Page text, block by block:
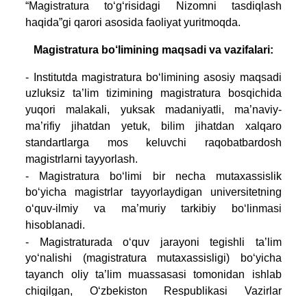
“Magistratura to‘g‘risidagi Nizomni tasdiqlash
haqida”gi qarori asosida faoliyat yuritmoqda.
Magistratura bo‘limining maqsadi va vazifalari:
- Institutda magistratura bo‘limining asosiy maqsadi
uzluksiz ta’lim tizimining magistratura bosqichida
yuqori malakali, yuksak madaniyatli, ma’naviy-
ma’rifiy jihatdan yetuk, bilim jihatdan xalqaro
standartlarga mos keluvchi raqobatbardosh
magistrlarni tayyorlash.
- Magistratura bo‘limi bir necha mutaxassislik
bo‘yicha magistrlar tayyorlaydigan universitetning
o‘quv-ilmiy va ma’muriy tarkibiy bo‘linmasi
hisoblanadi.
- Magistraturada o‘quv jarayoni tegishli ta’lim
yo‘nalishi (magistratura mutaxassisligi) bo‘yicha
tayanch oliy ta’lim muassasasi tomonidan ishlab
chiqilgan, O‘zbekiston Respublikasi Vazirlar